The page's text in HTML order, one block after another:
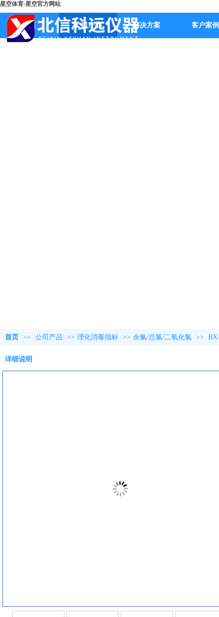
星空体育·星空官方网站
首页 公司产品 解决方案 客户案例
首页 >> 公司产品 >> 理化消毒指标 >> 余氯/总氯/二氧化氯 >>
详细说明